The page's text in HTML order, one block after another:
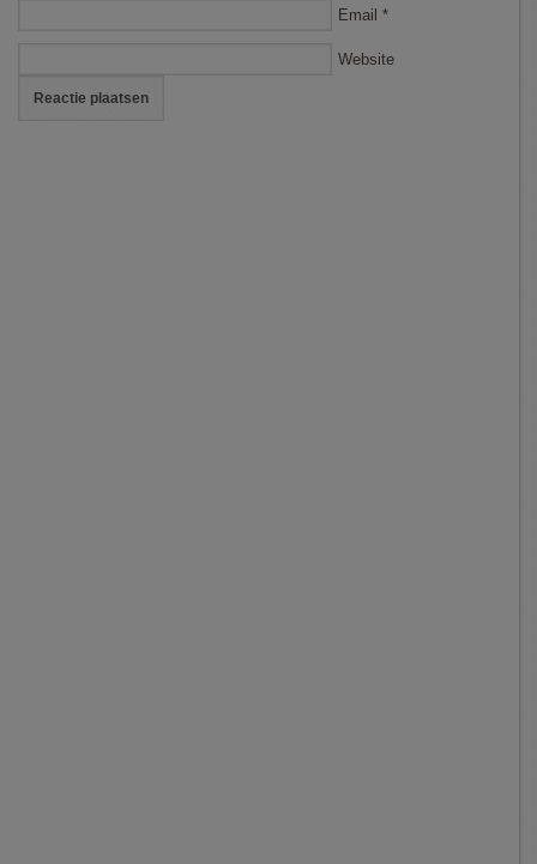
Email *
Website